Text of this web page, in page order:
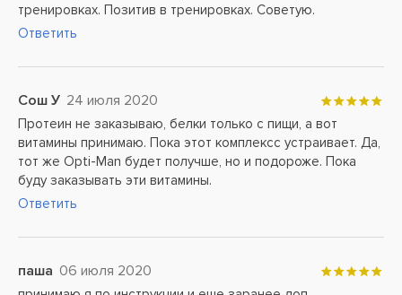
тренировках. Позитив в тренировках. Советую.
Ответить
Сош У 24 июля 2020
Протеин не заказываю, белки только с пищи, а вот
витамины принимаю. Пока этот комплексс устраивает. Да,
тот же Opti-Man будет получше, но и подороже. Пока
буду заказывать эти витамины.
Ответить
паша 06 июля 2020